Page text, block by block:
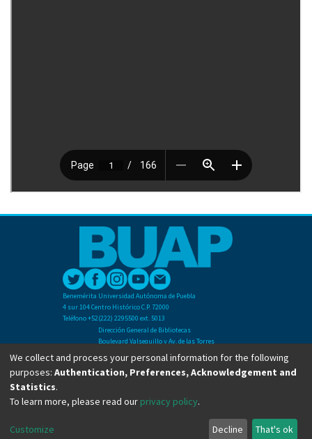
Benemérita Universidad Autónoma de Puebla
4 sur 104 Centro Histórico C.P. 72000
Teléfono +52(222) 2295500 ext. 5013
Dirección General de Bibliotecas
Boulevard Valsequillo y Av. de las Torres
Ciudad Universitaria. Col. San Manuel
C.P. 72570
Teléfono +52 (222) 2295500 Ext 2901
Copyright © Dirección General de Bibliotecas - BUAP 2024. All right reserved.
We collect and process your personal information for the following
purposes: Authentication, Preferences, Acknowledgement and
Statistics.
To learn more, please read our privacy policy.
Customize Decline That's ok